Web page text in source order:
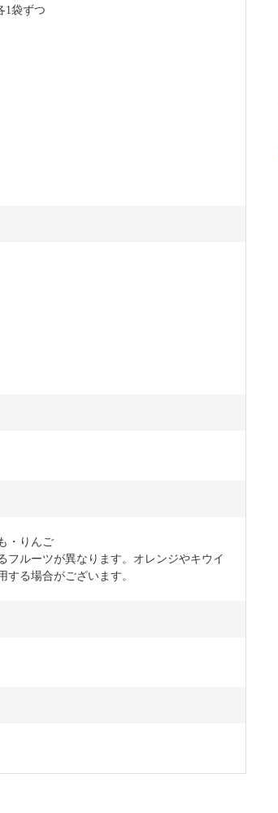
1袋ずつ
・りんご
フルーツが異なります。オレンジやキウイ
る場合がございます。